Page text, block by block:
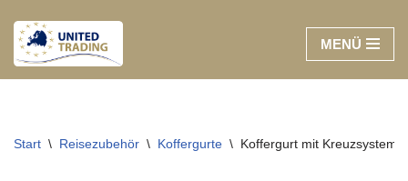
Zum
Inhalt
MENÜ
Start \ Reisezubehör \ Koffergurte \ Koffergurt mit Kreuzsystem,